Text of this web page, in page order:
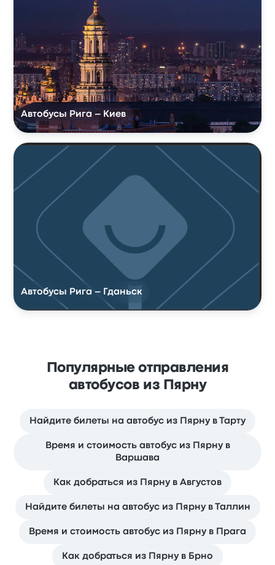
Автобусы Рига – Киев
Автобусы Рига – Гданьск
Популярные отправления
автобусов из Пярну
Найдите билеты на автобус из Пярну в Тарту
Время и стоимость автобус из Пярну в
Варшава
Как добраться из Пярну в Августов
Найдите билеты на автобус из Пярну в Таллин
Время и стоимость автобус из Пярну в Прага
Как добраться из Пярну в Брно